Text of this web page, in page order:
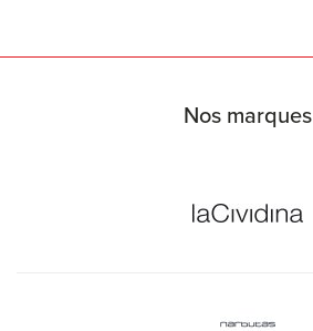
Nos marques